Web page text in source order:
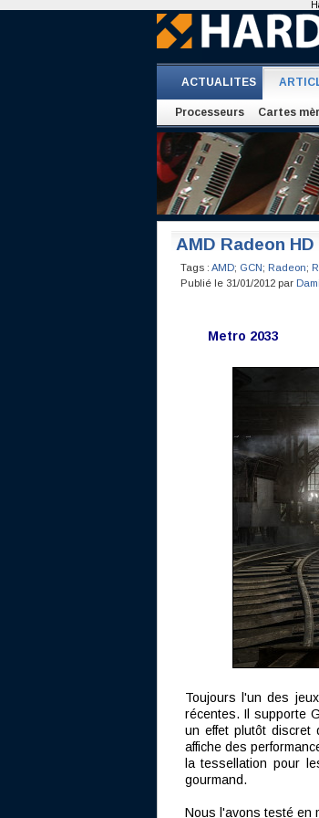
ACTUALITES
Processeurs Cartes
AMD Radeon
Tags : AMD; GCN; Radeon;
Publié le 31/01/2012 par
Metro 2033
Toujours l'un des
récentes. Il supporte
un effet plutôt discret
affiche des
la tessellation pour
gourmand.
Nous l'avons testé en